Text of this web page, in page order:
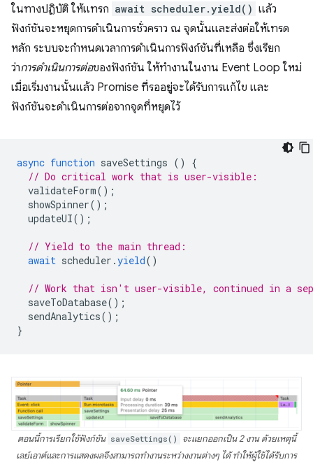
ในทางปฏิบัติ ให้แทรก await scheduler.yield() แล้ว
ฟังก์ชันจะหยุดการดำเนินการชั่วคราว ณ จุดนั้นและส่งต่อให้เทรด
หลัก ระบบจะกำหนดเวลาการดำเนินการฟังก์ชันที่เหลือ ซึ่งเรียก
ว่าการดำเนินการต่อของฟังก์ชัน ให้ทำงานในงาน Event Loop ใหม่
เมื่อเริ่มงานนั้นแล้ว Promise ที่รออยู่จะได้รับการแก้ไข และ
ฟังก์ชันจะดำเนินการต่อจากจุดที่หยุดไว้
async function saveSettings ()
{
// Do critical work that is user-visible:
validateForm();
showSpinner();
updateUI();
// Yield to the main thread:
await scheduler .yield()
// Work that isn't user-visible, continued in a
saveToDatabase();
sendAnalytics();
}
ตอนนี้การเรียกใช้ฟังก์ชัน saveSettings()
จะแยกออกเป็น 2 งาน ด้วยเหตุนี้
เลย์เอาต์และการแสดงผลจึงสามารถทำงานระหว่างงานต่างๆ ได้ ทำให้ผู้ใช้ได้รับการ